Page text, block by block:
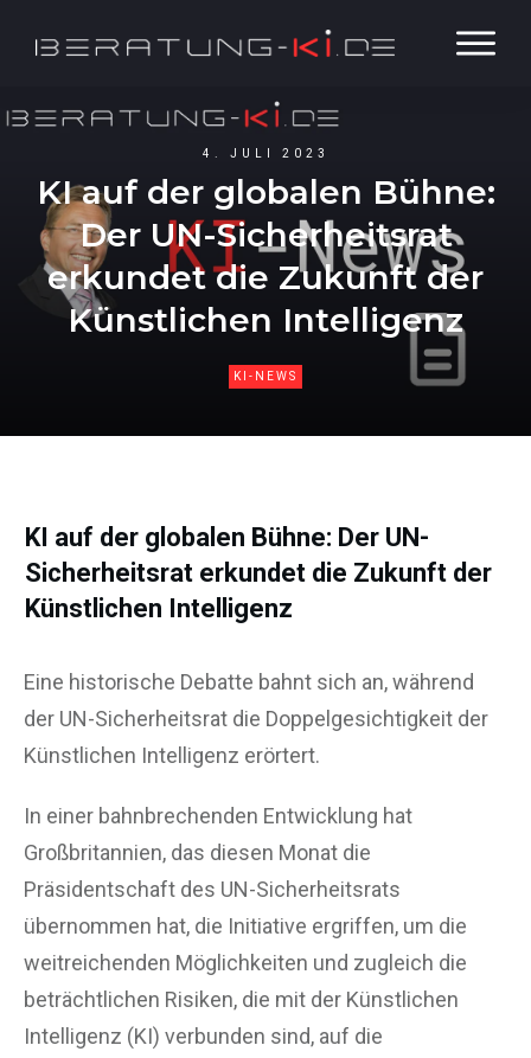
4. JULI 2023
KI auf der globalen Bühne:
Der UN-Sicherheitsrat
erkundet die Zukunft der
Künstlichen Intelligenz
KI-NEWS
KI auf der globalen Bühne: Der UN-
Sicherheitsrat erkundet die Zukunft der
Künstlichen Intelligenz
Eine historische Debatte bahnt sich an, während
der UN-Sicherheitsrat die Doppelgesichtigkeit der
Künstlichen Intelligenz erörtert.
In einer bahnbrechenden Entwicklung hat
Großbritannien, das diesen Monat die
Präsidentschaft des UN-Sicherheitsrats
übernommen hat, die Initiative ergriffen, um die
weitreichenden Möglichkeiten und zugleich die
beträchtlichen Risiken, die mit der Künstlichen
Intelligenz (KI) verbunden sind, auf die